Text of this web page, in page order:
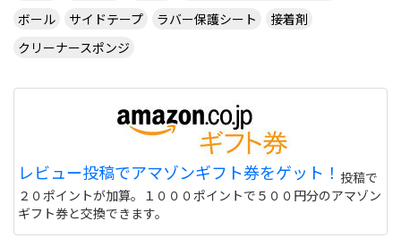
ボール
サイドテープ ラバー保護シート
接着剤
クリーナースポンジ
レビュー投稿でアマゾンギフト券をゲット！ 投稿で
２０ポイントが加算。１０００ポイントで５００円分のアマゾン
ギフト券と交換できます。